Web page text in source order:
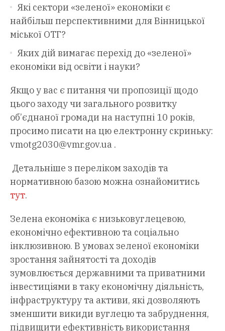
Які сектори «зеленої» економіки є
найбільш перспективними для Вінницької
міської ОТГ?
Яких дій вимагає перехід до «зеленої»
економіки від освіти і науки?
Якщо у вас є питання чи пропозиції щодо
цього заходу чи загального розвитку
об’єднаної громади на наступні 10 років,
просимо писати на цю електронну скриньку:
vmotg2030@vmr.gov.ua .
Детальніше з переліком заходів та
нормативною базою можна ознайомитись
тут.
Зелена економіка є низьковуглецевою,
економічно ефективною та соціально
інклюзивною. В умовах зеленої економіки
зростання зайнятості та доходів
зумовлюється державними та приватними
інвестиціями в таку економічну діяльність,
інфраструктуру та активи, які дозволяють
зменшити викиди вуглецю та забруднення,
підвищити ефективність використання